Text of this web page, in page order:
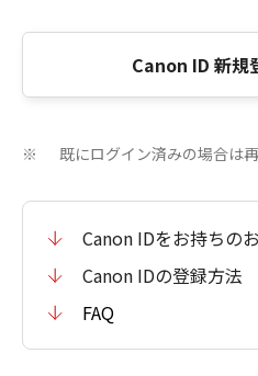
Canon ID 新規
※ 既にログイン済みの場合は
Canon IDをお持ちの
Canon IDの登録方法
FAQ